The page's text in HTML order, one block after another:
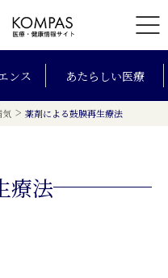
ンス あたらしい医療
> 薬剤による鼓膜再生療法
療法